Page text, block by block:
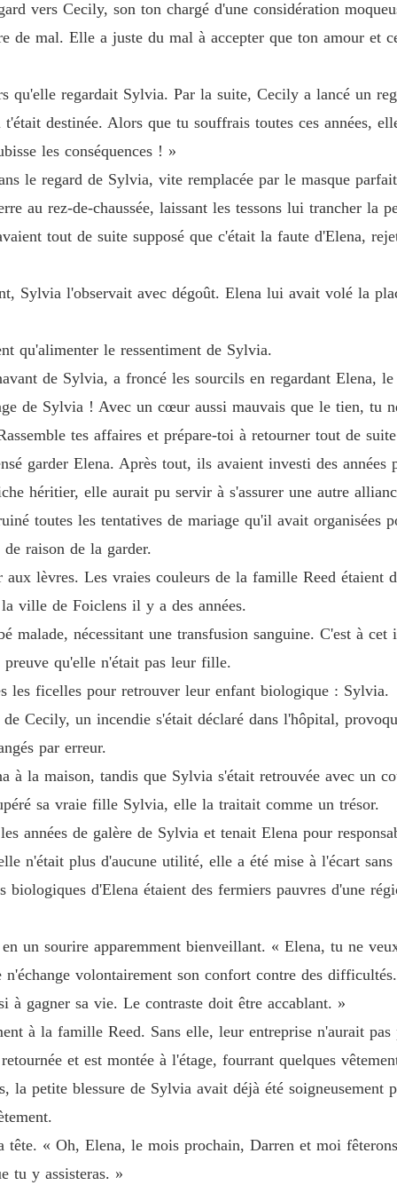
vers Cecily, son ton chargé d'une considération
de mal. Elle a juste du mal à accepter que ton amour et
qu'elle regardait Sylvia. Par la suite, Cecily a lancé un
destinée. Alors que tu souffrais toutes ces années,
les conséquences ! »
le regard de Sylvia, vite remplacée par le masque
au rez-de-chaussée, laissant les tessons lui trancher la
tout de suite supposé que c'était la faute d'Elena,
Sylvia l'observait avec dégoût. Elena lui avait volé la
qu'alimenter le ressentiment de Sylvia.
de Sylvia, a froncé les sourcils en regardant Elena,
de Sylvia ! Avec un cœur aussi mauvais que le tien, tu
tes affaires et prépare-toi à retourner tout de
garder Elena. Après tout, ils avaient investi des
héritier, elle aurait pu servir à s'assurer une autre
toutes les tentatives de mariage qu'il avait organisées
raison de la garder.
lèvres. Les vraies couleurs de la famille Reed étaient
ville de Foiclens il y a des années.
malade, nécessitant une transfusion sanguine. C'est à
qu'elle n'était pas leur fille.
les ficelles pour retrouver leur enfant biologique : Sylvia.
Cecily, un incendie s'était déclaré dans l'hôpital,
par erreur.
à la maison, tandis que Sylvia s'était retrouvée avec un
sa vraie fille Sylvia, elle la traitait comme un trésor.
années de galère de Sylvia et tenait Elena pour
n'était plus d'aucune utilité, elle a été mise à l'écart
biologiques d'Elena étaient des fermiers pauvres d'une
un sourire apparemment bienveillant. « Elena, tu ne
n'échange volontairement son confort contre des
à gagner sa vie. Le contraste doit être accablant. »
à la famille Reed. Sans elle, leur entreprise n'aurait
et est montée à l'étage, fourrant quelques
la petite blessure de Sylvia avait déjà été soigneusement
« Oh, Elena, le mois prochain, Darren et moi
tu y assisteras. »
Le
Le
Le
Le
Le
Le
Le
Le
Le
Le
Le